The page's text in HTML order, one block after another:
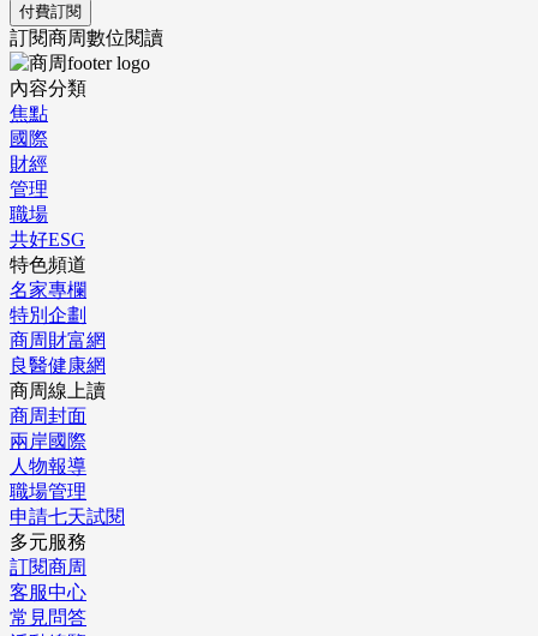
付費訂閱
訂閱商周數位閱讀
內容分類
焦點
國際
財經
管理
職場
共好ESG
特色頻道
名家專欄
特別企劃
商周財富網
良醫健康網
商周線上讀
商周封面
兩岸國際
人物報導
職場管理
申請七天試閱
多元服務
訂閱商周
客服中心
常見問答